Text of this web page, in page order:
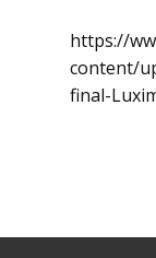
https://
content/
final-